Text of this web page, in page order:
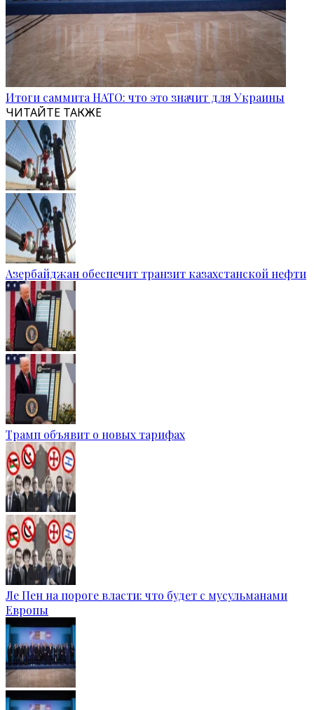
Итоги саммита НАТО: что это значит для Украины
ЧИТАЙТЕ ТАКЖЕ
Азербайджан обеспечит транзит казахстанской нефти
Трамп объявит о новых тарифах
Ле Пен на пороге власти: что будет с мусульманами
Европы